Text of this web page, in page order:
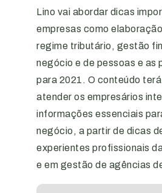
Lino vai abordar dicas
empresas como
regime tributário, gestão
negócio e de pessoas e as
para 2021. O conteúdo
atender os empresários
informações essenciais
negócio, a partir de dicas
experientes profissionais
e em gestão de agências